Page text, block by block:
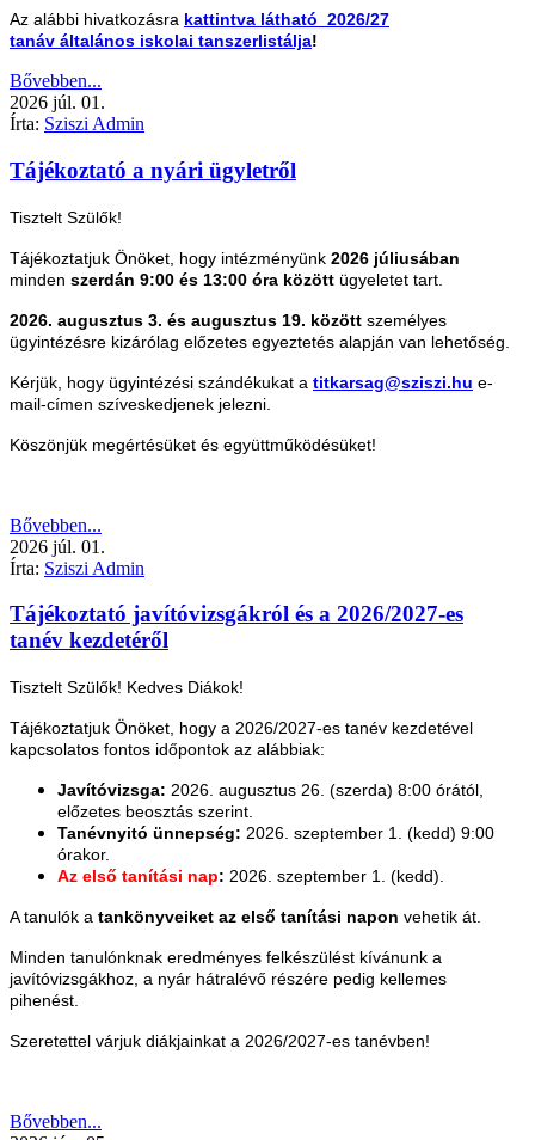
Az alábbi hivatkozásra kattintva látható 2026/27
tanáv általános iskolai tanszerlistálja!
Bővebben...
2026 júl. 01.
Írta: Sziszi Admin
Tájékoztató a nyári ügyletről
Tisztelt Szülők!
Tájékoztatjuk Önöket, hogy intézményünk 2026 júliusában
minden szerdán 9:00 és 13:00 óra között ügyeletet tart.
2026. augusztus 3. és augusztus 19. között személyes
ügyintézésre kizárólag előzetes egyeztetés alapján van lehetőség.
Kérjük, hogy ügyintézési szándékukat a titkarsag@sziszi.hu e-
mail-címen szíveskedjenek jelezni.
Köszönjük megértésüket és együttműködésüket!
Bővebben...
2026 júl. 01.
Írta: Sziszi Admin
Tájékoztató javítóvizsgákról és a 2026/2027-es
tanév kezdetéről
Tisztelt Szülők! Kedves Diákok!
Tájékoztatjuk Önöket, hogy a 2026/2027-es tanév kezdetével
kapcsolatos fontos időpontok az alábbiak:
Javítóvizsga: 2026. augusztus 26. (szerda) 8:00 órától,
előzetes beosztás szerint.
Tanévnyitó ünnepség: 2026. szeptember 1. (kedd) 9:00
órakor.
Az első tanítási nap: 2026. szeptember 1. (kedd).
A tanulók a tankönyveiket az első tanítási napon vehetik át.
Minden tanulónknak eredményes felkészülést kívánunk a
javítóvizsgákhoz, a nyár hátralévő részére pedig kellemes
pihenést.
Szeretettel várjuk diákjainkat a 2026/2027-es tanévben!
Bővebben...